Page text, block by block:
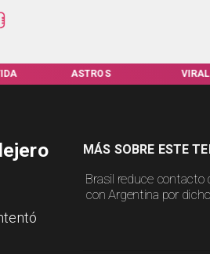
ASTROS
Brasil reduce contacto
con Argentina por
MÁS SOBRE ESTE